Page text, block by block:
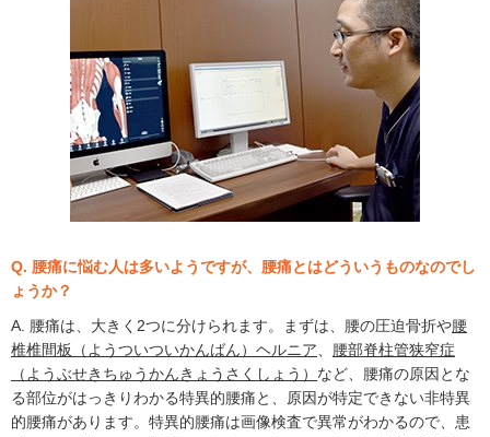
Q. 腰痛に悩む人は多いようですが、腰痛とはどういうものなのでし
ょうか？
A. 腰痛は、大きく2つに分けられます。まずは、腰の圧迫骨折や腰
椎椎間板（ようついついかんばん）ヘルニア
腰部脊柱管狭窄症
（ようぶせきちゅうかんきょうさくしょう） など、腰痛の原因とな
る部位がはっきりわかる特異的腰痛と、原因が特定できない非特異
的腰痛があります。特異的腰痛は画像検査で異常がわかるので、患